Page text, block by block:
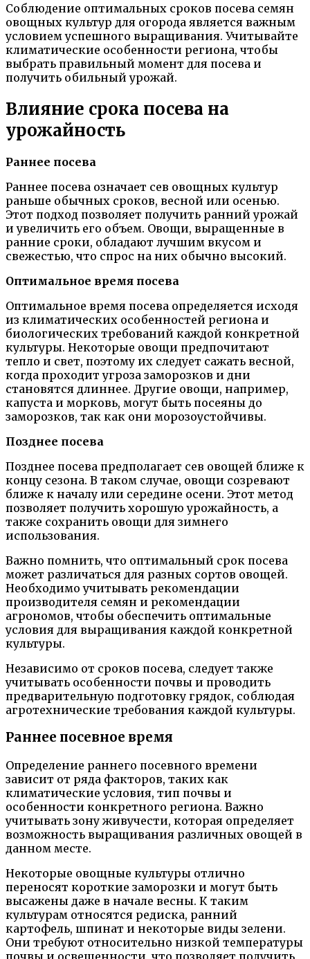
Соблюдение оптимальных сроков посева семян
овощных культур для огорода является важным
условием успешного выращивания. Учитывайте
климатические особенности региона, чтобы
выбрать правильный момент для посева и
получить обильный урожай.
Влияние срока посева на
урожайность
Раннее посева
Раннее посева означает сев овощных культур
раньше обычных сроков, весной или осенью.
Этот подход позволяет получить ранний урожай
и увеличить его объем. Овощи, выращенные в
ранние сроки, обладают лучшим вкусом и
свежестью, что спрос на них обычно высокий.
Оптимальное время посева
Оптимальное время посева определяется исходя
из климатических особенностей региона и
биологических требований каждой конкретной
культуры. Некоторые овощи предпочитают
тепло и свет, поэтому их следует сажать весной,
когда проходит угроза заморозков и дни
становятся длиннее. Другие овощи, например,
капуста и морковь, могут быть посеяны до
заморозков, так как они морозоустойчивы.
Позднее посева
Позднее посева предполагает сев овощей ближе к
концу сезона. В таком случае, овощи созревают
ближе к началу или середине осени. Этот метод
позволяет получить хорошую урожайность, а
также сохранить овощи для зимнего
использования.
Важно помнить, что оптимальный срок посева
может различаться для разных сортов овощей.
Необходимо учитывать рекомендации
производителя семян и рекомендации
агрономов, чтобы обеспечить оптимальные
условия для выращивания каждой конкретной
культуры.
Независимо от сроков посева, следует также
учитывать особенности почвы и проводить
предварительную подготовку грядок, соблюдая
агротехнические требования каждой культуры.
Раннее посевное время
Определение раннего посевного времени
зависит от ряда факторов, таких как
климатические условия, тип почвы и
особенности конкретного региона. Важно
учитывать зону живучести, которая определяет
возможность выращивания различных овощей в
данном месте.
Некоторые овощные культуры отлично
переносят короткие заморозки и могут быть
высажены даже в начале весны. К таким
культурам относятся редиска, ранний
картофель, шпинат и некоторые виды зелени.
Они требуют относительно низкой температуры